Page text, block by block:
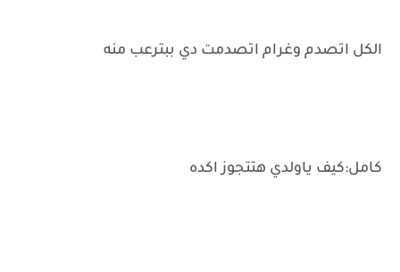
الكل اتصدم وغرام اتصدمت دي ببترعب منه
كامل:كيف ياولدي هتتجوز اكده